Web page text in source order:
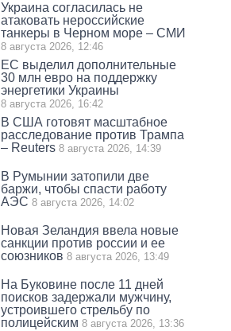
Украина согласилась не
атаковать нероссийские
танкеры в Черном море – СМИ
8 августа 2026, 12:46
ЕС выделил дополнительные
30 млн евро на поддержку
энергетики Украины
8 августа 2026, 16:42
В США готовят масштабное
расследование против Трампа
– Reuters 8 августа 2026, 14:39
В Румынии затопили две
баржи, чтобы спасти работу
АЭС 8 августа 2026, 14:02
Новая Зеландия ввела новые
санкции против россии и ее
союзников 8 августа 2026, 13:49
На Буковине после 11 дней
поисков задержали мужчину,
устроившего стрельбу по
полицейским 8 августа 2026, 13:36